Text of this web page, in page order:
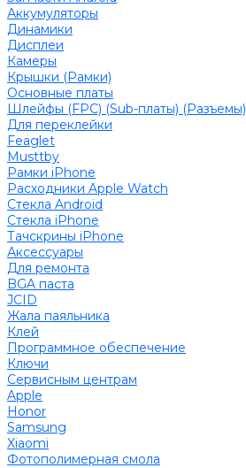
Аккумуляторы
Динамики
Дисплеи
Камеры
Крышки (Рамки)
Основные платы
Шлейфы (FPC) (Sub-платы) (Разъемы)
Для переклейки
Feaglet
Musttby
Рамки iPhone
Расходники Apple Watch
Стекла Android
Стекла iPhone
Тачскрины iPhone
Аксессуары
Для ремонта
BGA паста
JCID
Жала паяльника
Клей
Программное обеспечение
Ключи
Сервисным центрам
Apple
Honor
Samsung
Xiaomi
Фотополимерная смола